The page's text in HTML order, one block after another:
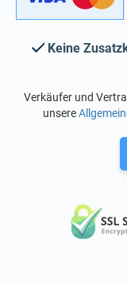
Keine
Verkäufer und
unsere